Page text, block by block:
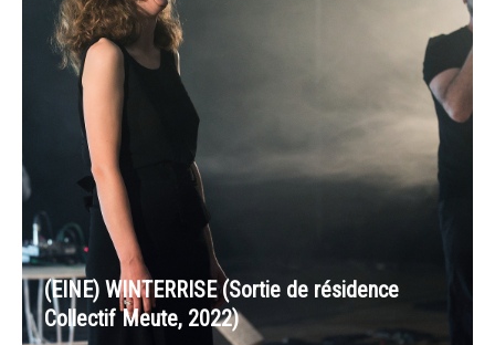
(EINE) WINTERRISE (Sortie de résidence
Collectif Meute, 2022)